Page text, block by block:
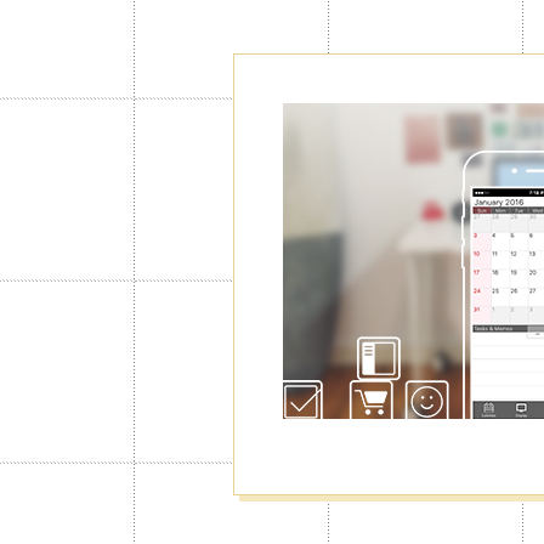
100
данных
В режиме Мой календарь Jorte
можно пользоваться только
В Премиум есть воможность
конфиденциальный, и т.п.
переход просмотра от одних